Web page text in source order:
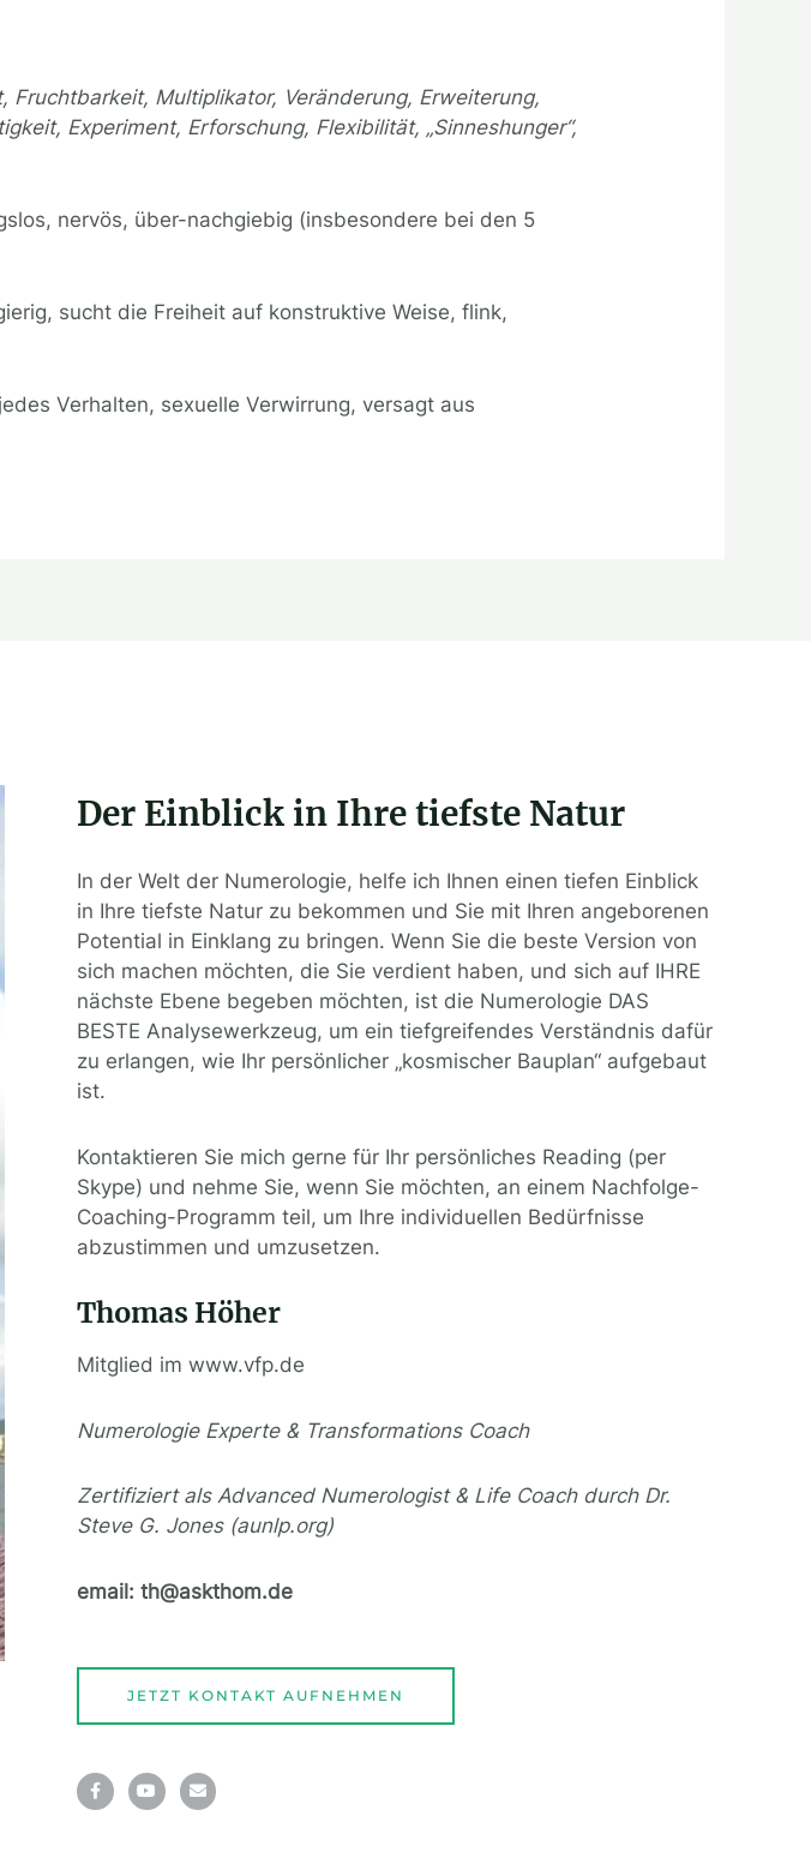
Fruchtbarkeit, Multiplikator, Veränderung, Erweiterung,
Experiment, Erforschung, Flexibilität, „Sinneshunger“,
nervös, über-nachgiebig (insbesondere bei den 5
sucht die Freiheit auf konstruktive Weise, flink,
Verhalten, sexuelle Verwirrung, versagt aus
Der Einblick in Ihre tiefste Natur
In der Welt der Numerologie, helfe ich Ihnen einen tiefen Einblick
in Ihre tiefste Natur zu bekommen und Sie mit Ihren angeborenen
Potential in Einklang zu bringen. Wenn Sie die beste Version von
sich machen möchten, die Sie verdient haben, und sich auf IHRE
nächste Ebene begeben möchten, ist die Numerologie DAS
BESTE Analysewerkzeug, um ein tiefgreifendes Verständnis dafür
zu erlangen, wie Ihr persönlicher „kosmischer Bauplan“ aufgebaut
ist.
Kontaktieren Sie mich gerne für Ihr persönliches Reading (per
Skype) und nehme Sie, wenn Sie möchten, an einem Nachfolge-
Coaching-Programm teil, um Ihre individuellen Bedürfnisse
abzustimmen und umzusetzen.
Thomas Höher
Mitglied im www.vfp.de
Numerologie Experte & Transformations Coach
Zertifiziert als Advanced Numerologist & Life Coach durch Dr.
Steve G. Jones (aunlp.org)
email: th@askthom.de
JETZT KONTAKT AUFNEHMEN
a
c
e
o
u
t
n
v
e